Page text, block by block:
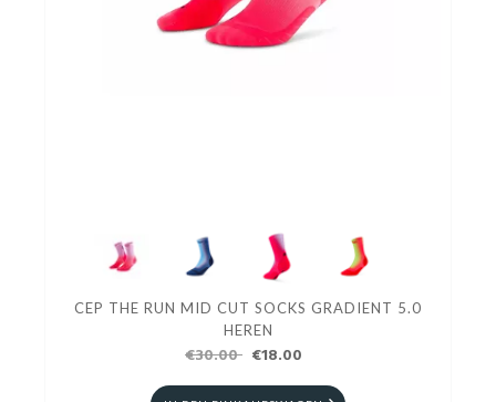
CEP THE RUN MID CUT SOCKS GRADIENT 5.0
HEREN
€30.00 €18.00